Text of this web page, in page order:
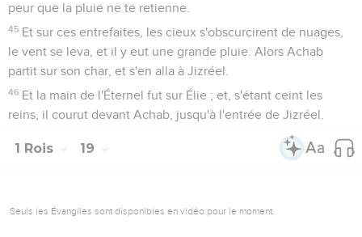
peur que la pluie ne te retienne.
45 Et sur ces entrefaites, les cieux s'obscurcirent de nuages,
le vent se leva, et il y eut une grande pluie. Alors Achab
partit sur son char, et s'en alla à Jizréel.
46 Et la main de l'Éternel fut sur Élie ; et, s'étant ceint les
reins, il courut devant Achab, jusqu'à l'entrée de Jizréel.
1 Rois 19
Seuls les Évangiles sont disponibles en vidéo pour le moment.